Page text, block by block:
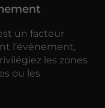
un facteur
l'événement,
les zones
ou les